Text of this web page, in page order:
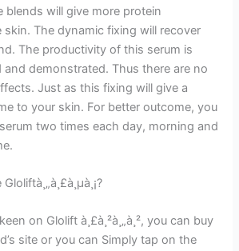
blends will give more protein
The dynamic fixing will recover
The productivity of this serum is
and demonstrated. Thus there are no
Just as this fixing will give a
to your skin. For better outcome, you
two times each day, morning and
on Glolift à¸£à¸²à¸„à¸², you can buy
site or you can Simply tap on the